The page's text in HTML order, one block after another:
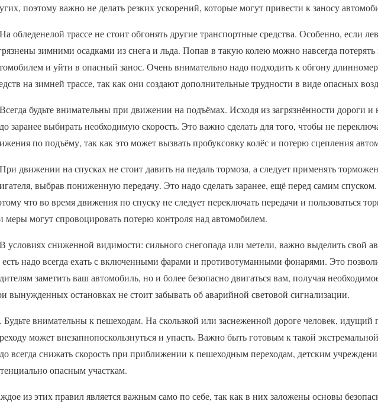
поэтому важно не делать резких ускорений, которые могут привести к заносу
обледенелой трассе не стоит обгонять другие транспортные средства. Особенно, если
зимними осадками из снега и льда. Попав в такую колею можно навсегда потерять
и уйти в опасный занос. Очень внимательно надо подходить к обгону
на зимней трассе, так как они создают дополнительные трудности в виде опасных
будьте внимательны при движении на подъёмах. Исходя из загрязнённости дороги
заранее выбирать необходимую скорость. Это важно сделать для того, чтобы не
по подъёму, так как это может вызвать пробуксовку колёс и потерю сцепления
движении на спусках не стоит давить на педаль тормоза, а следует применять
выбрав пониженную передачу. Это надо сделать заранее, ещё перед самим
что во время движения по спуску не следует переключать передачи и пользоваться
меры могут спровоцировать потерю контроля над автомобилем.
условиях сниженной видимости: сильного снегопада или метели, важно выделить свой
надо всегда ехать с включенными фарами и противотуманными фонарями. Это
заметить ваш автомобиль, но и более безопасно двигаться вам, получая
вынужденных остановках не стоит забывать об аварийной световой сигнализации.
Будьте внимательны к пешеходам. На скользкой или заснеженной дороге человек,
может внезапнопоскользнуться и упасть. Важно быть готовым к такой
всегда снижать скорость при приближении к пешеходным переходам, детским
опасным участкам.
из этих правил является важным само по себе, так как в них заложены основы